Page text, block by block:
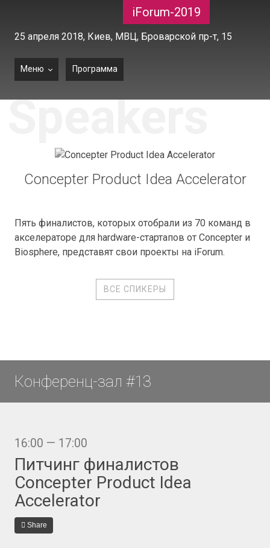
iForum-2019
25 апреля 2018, Киев, МВЦ, Броварской пр-т, 15
Меню Программа
Speakers
Concepter Product Idea Accelerator
Пять финалистов, которых отобрали из 70 команд в
акселераторе для hardware-стартапов от Concepter и
Biosphere, представят свои проекты на iForum.
ВСЕ СПИКЕРЫ
Конференц-зал #13
16:00 — 17:00
Питчинг финалистов
Concepter Product Idea
Accelerator
Share